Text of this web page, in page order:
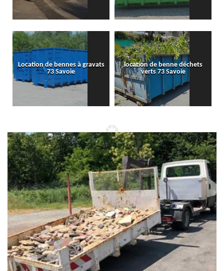
Location de bennes à gravats
73 Savoie
location de benne déchets
verts 73 Savoie